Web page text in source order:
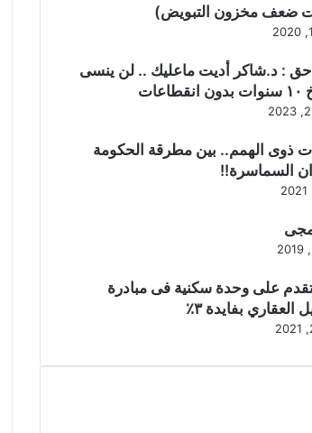
ضعف مخزون التبويض)
: د.شاكر أديت ماعليك .. لن ينسى
ذوى الهمم.. بين مطرقة الحكومة
السماسرة!!
على وحدة سكنية فى مبادرة
العقاري بفايدة ٣٪